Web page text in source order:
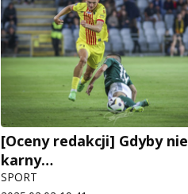
[Oceny redakcji] Gdyby nie
karny…
SPORT